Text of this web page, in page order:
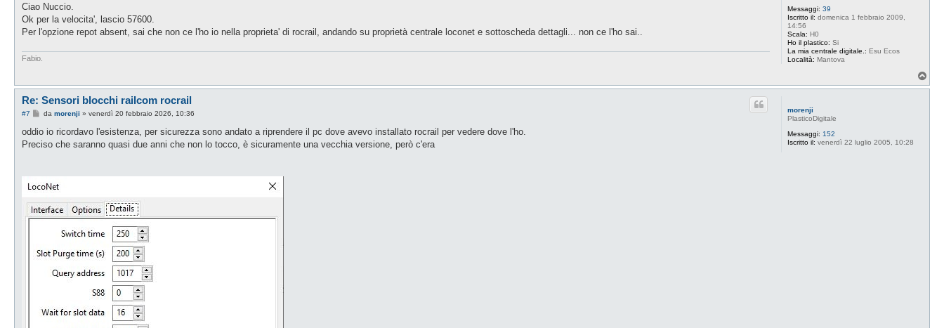
Messaggi: 39
Iscritto il: domenica 1 febbraio 2009,
14:56
Scala: H0
Ho il plastico: Si
La mia centrale digitale.: Esu Ecos
Località: Mantova
s
a
g
Ciao Nuccio.
Ok per la velocita', lascio 57600.
Per l'opzione repot absent, sai che non ce l'ho io nella proprieta' di rocrail, andando su proprietà centrale loconet e sottoscheda dettagli... non ce l'ho sai..
Fabio.
o
morenji
PlasticoDigitale
Messaggi: 152
Iscritto il: venerdì 22 luglio 2005, 10:28
Re: Sensori blocchi railcom rocrail
#7
M
s
a
da morenji » venerdì 20 febbraio 2026, 10:36
oddio io ricordavo l'esistenza, per sicurezza sono andato a riprendere il pc dove avevo installato rocrail per vedere dove l'ho.
Preciso che saranno quasi due anni che non lo tocco, è sicuramente una vecchia versione, però c'era